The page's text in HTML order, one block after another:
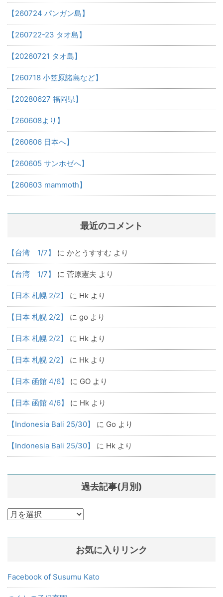
【260724 パンガン島】
【260722-23 タオ島】
【20260721 タオ島】
【260718 小笠原諸島など】
【20280627 福岡県】
【260608より】
【260606 日本へ】
【260605 サンホゼへ】
【260603 mammoth】
最近のコメント
【台湾 1/7】 に かとうすすむ より
【台湾 1/7】 に 菅原憲夫 より
【日本 札幌 2/2】 に Hk より
【日本 札幌 2/2】 に go より
【日本 札幌 2/2】 に Hk より
【日本 札幌 2/2】 に Hk より
【日本 函館 4/6】 に GO より
【日本 函館 4/6】 に Hk より
【Indonesia Bali 25/30】 に Go より
【Indonesia Bali 25/30】 に Hk より
過去記事(月別)
過
記
別)
お気に入りリンク
Facebook of Susumu Kato